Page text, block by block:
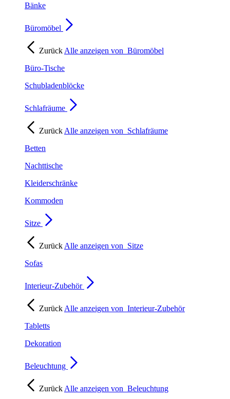
Bänke
Büromöbel
Zurück Alle anzeigen von Büromöbel
Büro-Tische
Schubladenblöcke
Schlafräume
Zurück Alle anzeigen von Schlafräume
Betten
Nachttische
Kleiderschränke
Kommoden
Sitze
Zurück Alle anzeigen von Sitze
Sofas
Interieur-Zubehör
Zurück Alle anzeigen von Interieur-Zubehör
Tabletts
Dekoration
Beleuchtung
Zurück Alle anzeigen von Beleuchtung